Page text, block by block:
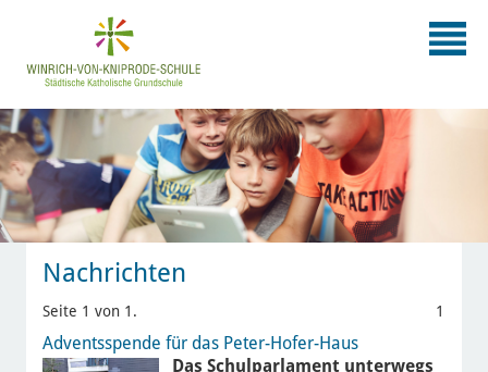
Nachrichten
Seite 1 von 1. 1
Adventsspende für das Peter-Hofer-Haus
Das Schulparlament unterwegs